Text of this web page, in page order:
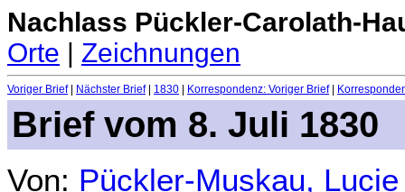
Nachlass Pückler-Carolath-
Orte | Zeichnungen
Voriger Brief| Nächster Brief| 1830 Korrespondenz: Voriger Brief|
Brief vom 8. Juli 1830
Von: Pückler-Muskau,